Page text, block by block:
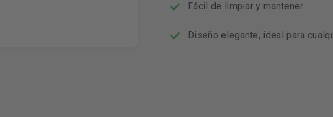
Fácil de limpiar y mantener
Diseño elegante, ideal para